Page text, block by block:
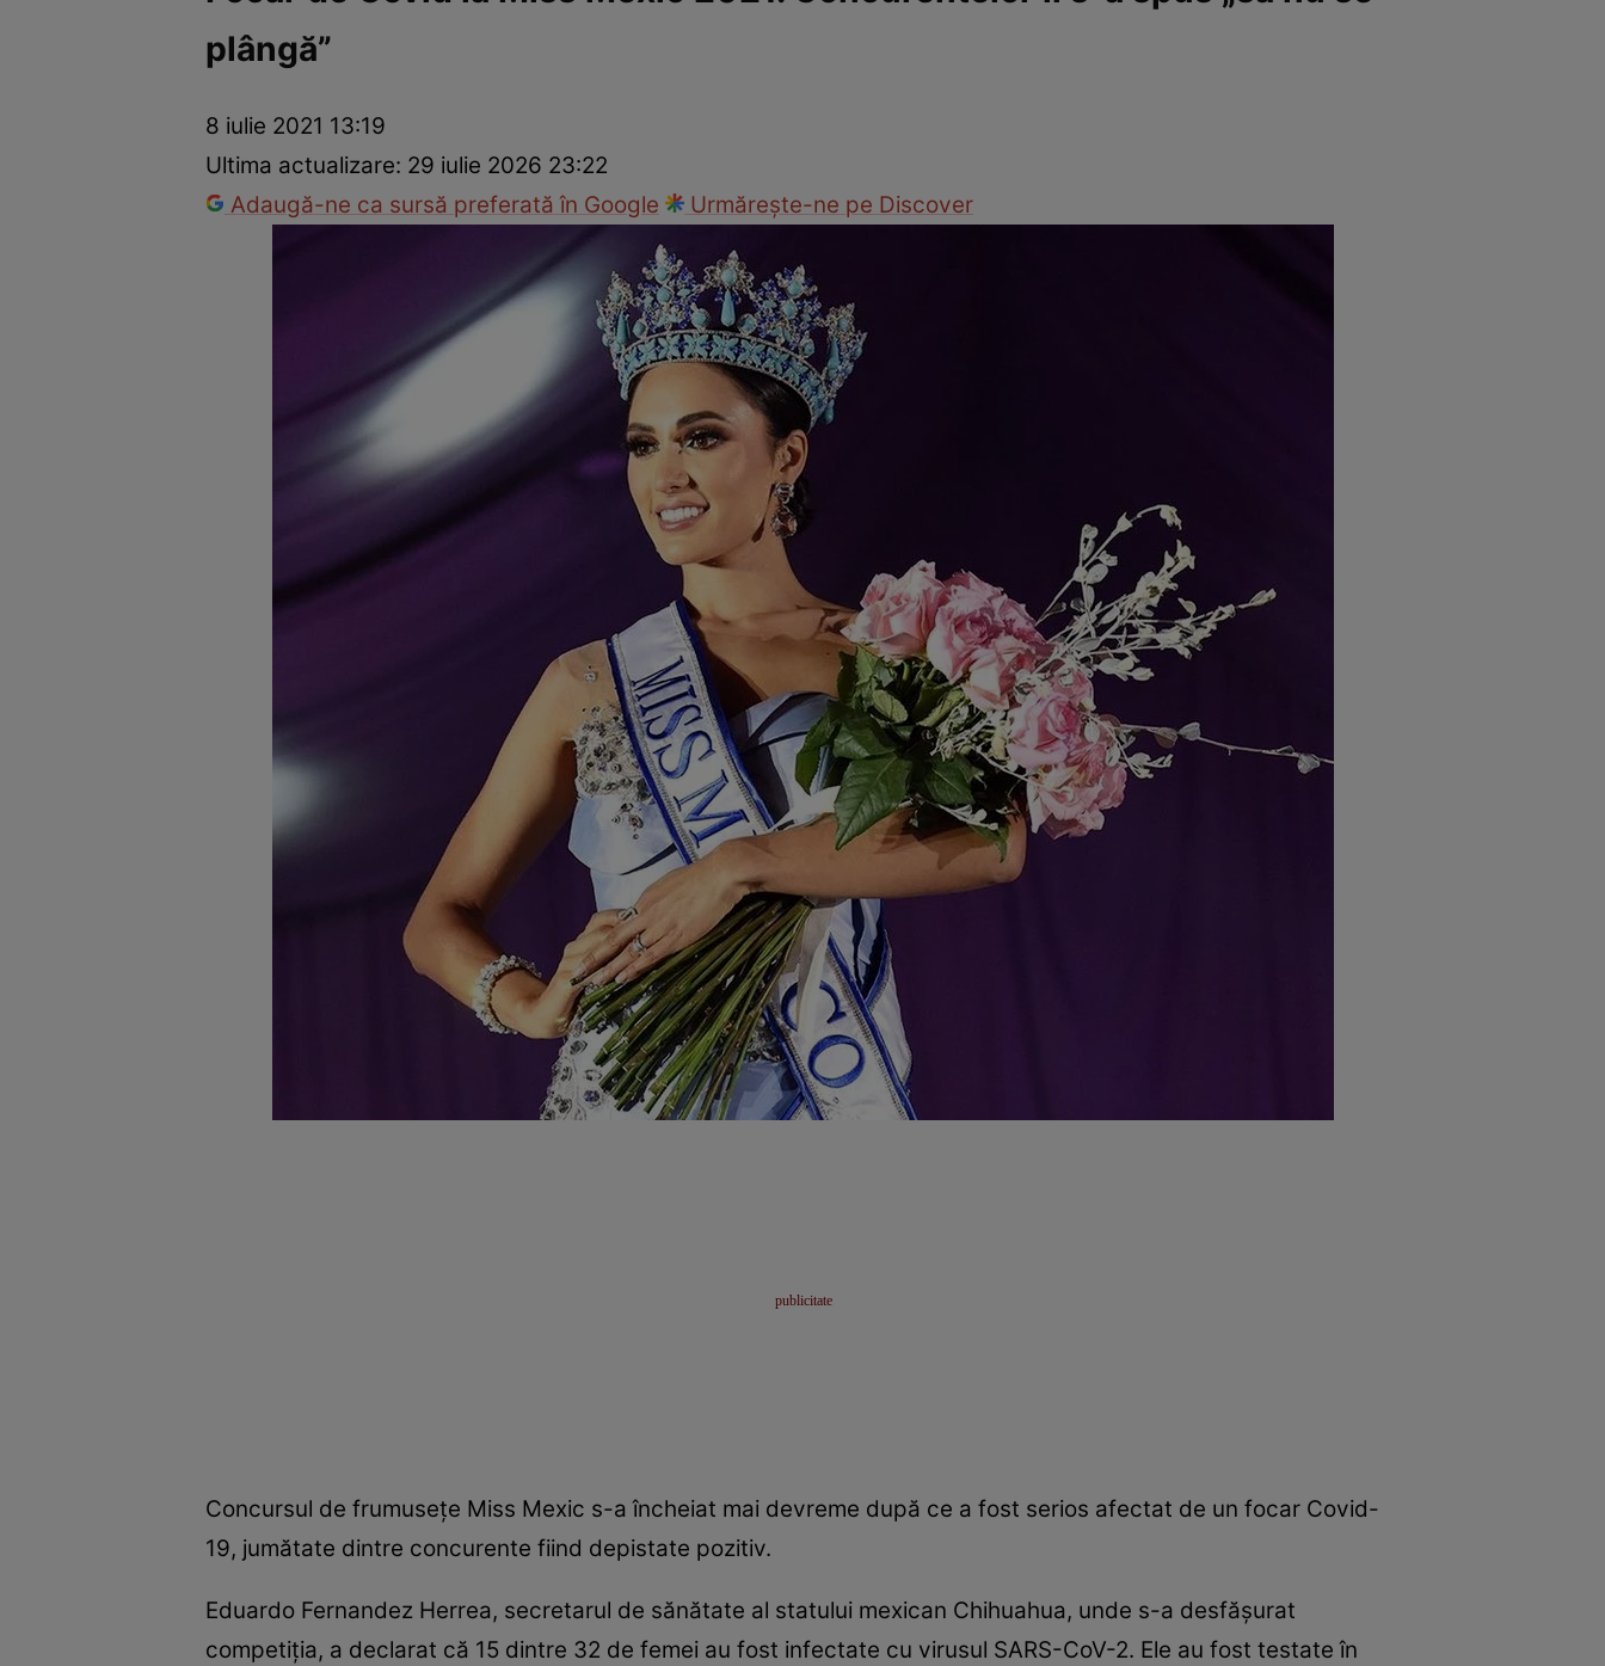
Vedete internaționaleVedete românești
plângă”
8 iulie 2021 13:19
Ultima actualizare: 29 iulie 2026 23:22
Adaugă-ne ca sursă preferată în Google
Urmărește-ne pe Discover
Concursul de frumuseţe Miss Mexic s-a încheiat mai devreme după ce a fost serios afectat de un focar Covid-
19, jumătate dintre concurente fiind depistate pozitiv.
Eduardo Fernandez Herrea, secretarul de sănătate al statului mexican Chihuahua, unde s-a desfăşurat
competiţia, a declarat că 15 dintre 32 de femei au fost infectate cu virusul SARS-CoV-2. Ele au fost testate în